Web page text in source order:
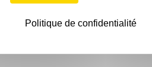
Politique de confidentialité